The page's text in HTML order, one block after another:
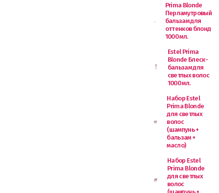
Prima Blonde
Перламутровый
бальзам для
оттенков блонд
1000 мл.
Estel Prima
Blonde Блеск-
бальзам для
светлых волос
1000 мл.
Набор Estel
Prima Blonde
для светлых
волос
(шампунь +
бальзам +
масло)
Набор Estel
Prima Blonde
для светлых
волос